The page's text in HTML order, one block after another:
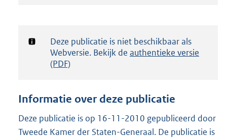
d
g
t
e
:
Notificatie:
Deze publicatie is niet beschikbaar als
Webversie. Bekijk de authentieke versie
(PDF)
Informatie over deze publicatie
Deze publicatie is op 16-11-2010 gepubliceerd door
Tweede Kamer der Staten-Generaal. De publicatie is